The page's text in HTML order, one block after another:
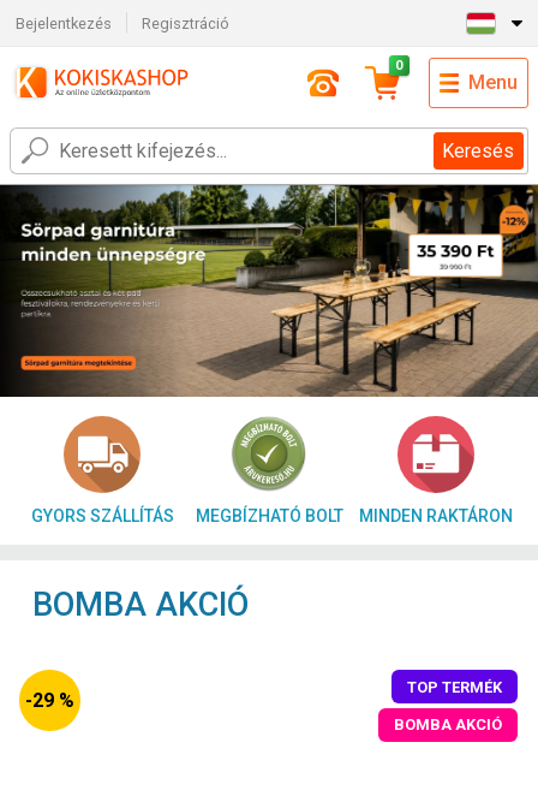
Bejelentkezés Regisztráció
Keresés
0
Menu
GYORS SZÁLLÍTÁS MEGBÍZHATÓ BOLT MINDEN RAKTÁRON
BOMBA AKCIÓ
-29 %
TOP TERMÉK
BOMBA AKCIÓ